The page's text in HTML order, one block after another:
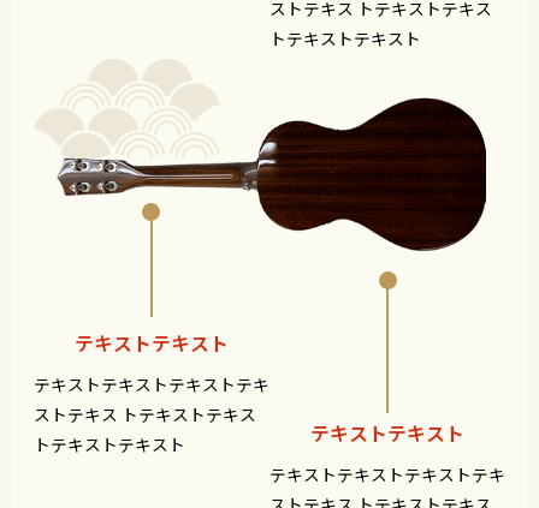
ストテキス トテキストテキス
トテキストテキスト
テキストテキスト
テキストテキストテキストテキ
ストテキス トテキストテキス
トテキストテキスト
テキストテキスト
テキストテキストテキストテキ